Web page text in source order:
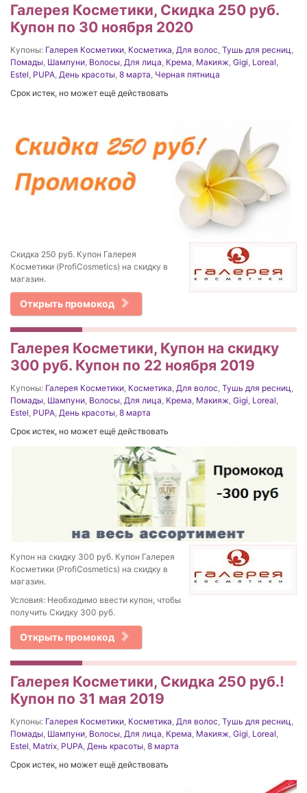
Галерея Косметики, Скидка 250 руб.
Купон по 30 ноября 2020
Купоны: Галерея Косметики Косметика Для волос Тушь для ресниц
Помады Шампуни Волосы Для лица Крема Макияж Gigi Loreal
Estel PUPA День красоты 8 марта Черная пятница
Срок истек, но может ещё действовать
Скидка 250 руб. Купон Галерея
Косметики (ProfiCosmetics) на скидку в
магазин.
Открыть промокод
Галерея Косметики, Купон на скидку
300 руб. Купон по 22 ноября 2019
Купоны: Галерея Косметики Косметика Для волос Тушь для ресниц
Помады Шампуни Волосы Для лица Крема Макияж Gigi Loreal
Estel PUPA День красоты 8 марта
Срок истек, но может ещё действовать
Купон на скидку 300 руб. Купон Галерея
Косметики (ProfiCosmetics) на скидку в
магазин.
Условия: Необходимо ввести купон, чтобы
получить Скидку 300 руб.
Открыть промокод
Галерея Косметики, Скидка 250 руб.!
Купон по 31 мая 2019
Купоны: Галерея Косметики Косметика Для волос Тушь для ресниц
Помады Шампуни Волосы Для лица Крема Макияж Gigi Loreal
Estel Matrix PUPA День красоты 8 марта
Срок истек, но может ещё действовать